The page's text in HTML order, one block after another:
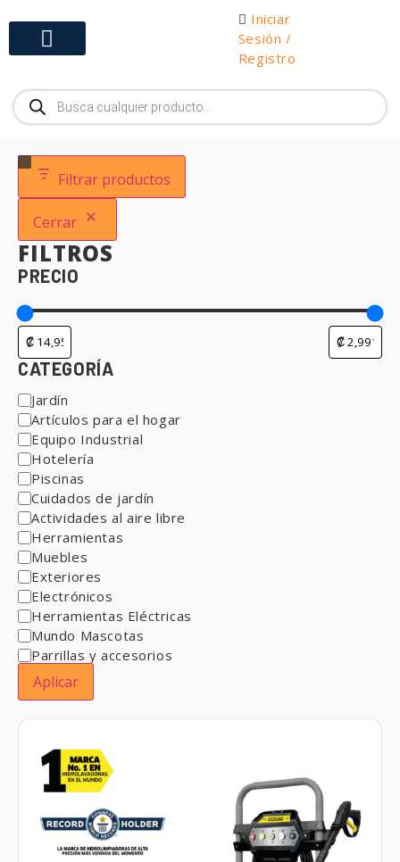
Iniciar
Sesión /
Registro
Filtrar productos
Cerrar
FILTROS
PRECIO
CATEGORÍA
Jardín
Artículos para el hogar
Equipo Industrial
Hotelería
Piscinas
Cuidados de jardín
Actividades al aire libre
Herramientas
Muebles
Exteriores
Electrónicos
Herramientas Eléctricas
Mundo Mascotas
Parrillas y accesorios
Aplicar